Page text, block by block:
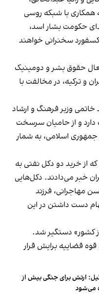
همکاری با شبکه روسی
حکومت بشار اسد،
سخنرانی خواهند
حقوق بشر و دومینیک
و ترکیه، در مخالفت با
وزیر فرهنگ و ارشاد
دارد و از حامیان سرسخت
اسلامی، به شمار
که از خرید دو دکل نفتی به
برای ایران خبر می‌دادند. دکل‌هایی
مهاجرانی، فرزند
دست‌ داشتن در این
کشور» دستگیر شد.
شد و قوه قضاییه برایش قرار
ارتش برای جنگی بیش از